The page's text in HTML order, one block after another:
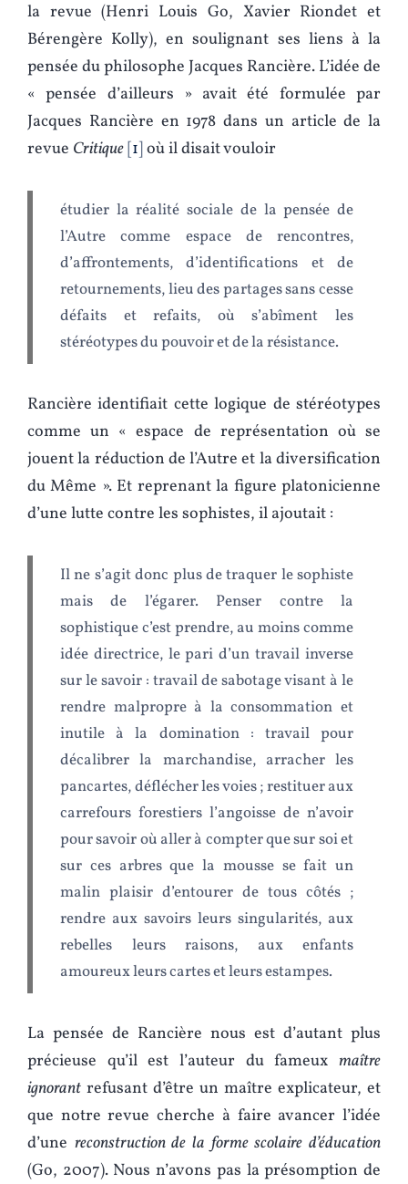
la revue (Henri Louis Go, Xavier Riondet et
Bérengère Kolly), en soulignant ses liens à la
pensée du philosophe Jacques Rancière. L’idée de
« pensée d’ailleurs » avait été formulée par
Jacques Rancière en 1978 dans un article de la
revue Critique 1 où il disait vouloir
étudier la réalité sociale de la pensée de
l’Autre comme espace de rencontres,
d’affrontements, d’identifications et de
retournements, lieu des partages sans cesse
défaits et refaits, où s’abîment les
stéréotypes du pouvoir et de la résistance.
Rancière identifiait cette logique de stéréotypes
comme un « espace de représentation où se
jouent la réduction de l’Autre et la diversification
du Même ». Et reprenant la figure platonicienne
d’une lutte contre les sophistes, il ajoutait :
Il ne s’agit donc plus de traquer le sophiste
mais de l’égarer. Penser contre la
sophistique c’est prendre, au moins comme
idée directrice, le pari d’un travail inverse
sur le savoir : travail de sabotage visant à le
rendre malpropre à la consommation et
inutile à la domination : travail pour
décalibrer la marchandise, arracher les
pancartes, déflécher les voies ; restituer aux
carrefours forestiers l’angoisse de n’avoir
pour savoir où aller à compter que sur soi et
sur ces arbres que la mousse se fait un
malin plaisir d’entourer de tous côtés ;
rendre aux savoirs leurs singularités, aux
rebelles leurs raisons, aux enfants
amoureux leurs cartes et leurs estampes.
La pensée de Rancière nous est d’autant plus
précieuse qu’il est l’auteur du fameux maître
ignorant refusant d’être un maître explicateur, et
que notre revue cherche à faire avancer l’idée
d’une reconstruction de la forme scolaire d’éducation
(Go, 2007). Nous n’avons pas la présomption de